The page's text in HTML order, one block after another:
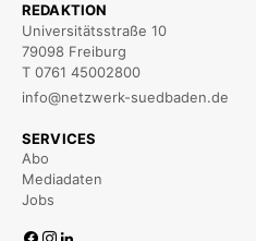
REDAKTION
Universitätsstraße 10
79098 Freiburg
T 0761 45002800
info@netzwerk-suedbaden.de
SERVICES
Abo
Mediadaten
Jobs